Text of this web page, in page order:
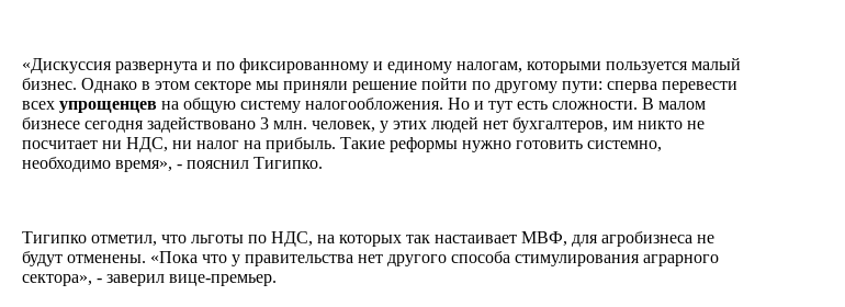
«Дискуссия развернута и по фиксированному и единому налогам, которыми пользуется малый
бизнес. Однако в этом секторе мы приняли решение пойти по другому пути: сперва перевести
всех упрощенцев на общую систему налогообложения. Но и тут есть сложности. В малом
бизнесе сегодня задействовано 3 млн. человек, у этих людей нет бухгалтеров, им никто не
посчитает ни НДС, ни налог на прибыль. Такие реформы нужно готовить системно,
необходимо время», - пояснил Тигипко.
Тигипко отметил, что льготы по НДС, на которых так настаивает МВФ, для агробизнеса не
будут отменены. «Пока что у правительства нет другого способа стимулирования аграрного
сектора», - заверил вице-премьер.